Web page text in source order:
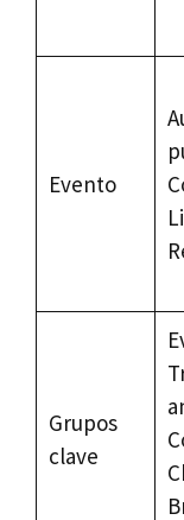
Evento
Grupos
clave